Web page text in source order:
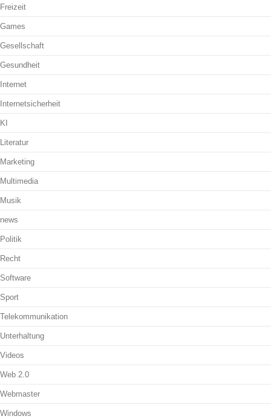
Freizeit
Games
Gesellschaft
Gesundheit
Internet
Internetsicherheit
KI
Literatur
Marketing
Multimedia
Musik
news
Politik
Recht
Software
Sport
Telekommunikation
Unterhaltung
Videos
Web 2.0
Webmaster
Windows